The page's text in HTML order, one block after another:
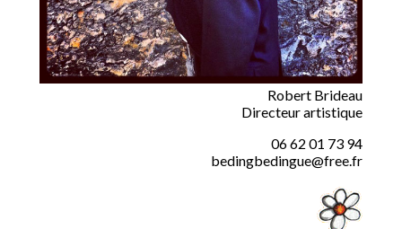
Robert Brideau
Directeur artistique
06 62 01 73 94
bedingbedingue@free.fr